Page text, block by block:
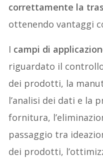
correttamente la
ottenendo vantaggi
I campi di
riguardato il
dei prodotti, la
l’analisi dei dati e la
fornitura,
passaggio tra
dei prodotti,